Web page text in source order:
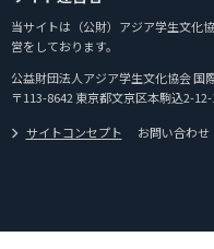
当サイトは（公財）アジア学生文化
営をしております。
公益財団法人アジア学生文化協会 国
〒113-8642 東京都文京区本駒込2-12-
サイトコンセプト
お問い合わせ